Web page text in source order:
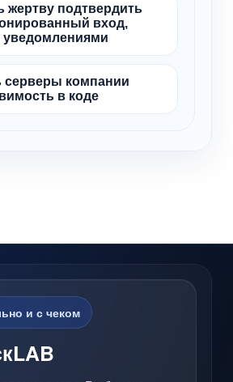
жертву подтвердить
вход,
уведомлениями
серверы компании
в коде
и с чеком